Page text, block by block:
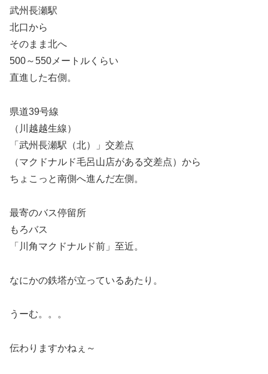
武州長瀬駅
北口から
そのまま北へ
500～550メートルくらい
直進した右側。
県道39号線
（川越越生線）
「武州長瀬駅（北）」交差点
（マクドナルド毛呂山店がある交差点）から
ちょこっと南側へ進んだ左側。
最寄のバス停留所
もろバス
「川角マクドナルド前」至近。
なにかの鉄塔が立っているあたり。
うーむ。。。
伝わりますかねぇ～